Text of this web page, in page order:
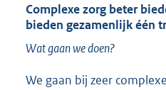
Complexe zorg beter
bieden gezamenlijk één
Wat gaan we doen?
We gaan bij zeer